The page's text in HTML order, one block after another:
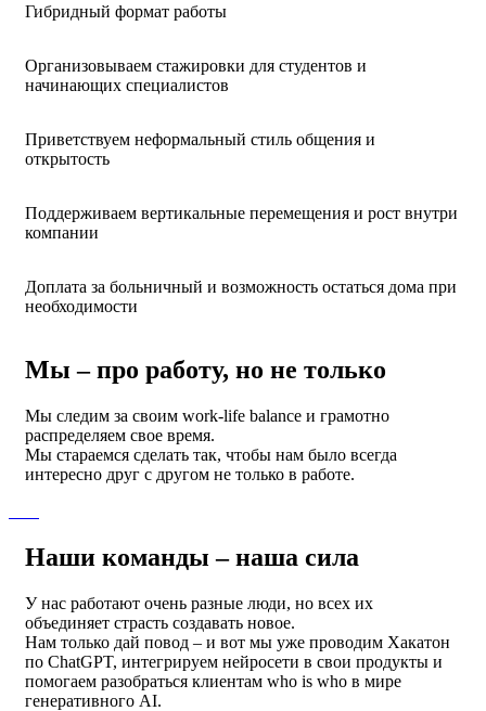
Гибридный формат работы
Организовываем стажировки для студентов и
начинающих специалистов
Приветствуем неформальный стиль общения и
открытость
Поддерживаем вертикальные перемещения и рост внутри
компании
Доплата за больничный и возможность остаться дома при
необходимости
Мы – про работу, но не только
Мы следим за своим work-life balance и грамотно
распределяем свое время.
Мы стараемся сделать так, чтобы нам было всегда
интересно друг с другом не только в работе.
Наши команды – наша сила
У нас работают очень разные люди, но всех их
объединяет страсть создавать новое.
Нам только дай повод – и вот мы уже проводим Хакатон
по ChatGPT, интегрируем нейросети в свои продукты и
помогаем разобраться клиентам who is who в мире
генеративного AI.